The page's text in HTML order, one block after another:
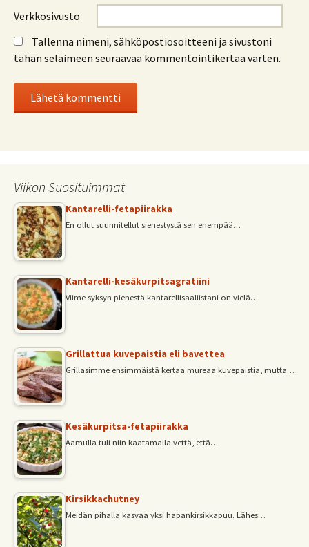
Verkkosivusto
Tallenna nimeni, sähköpostiosoitteeni ja sivustoni
tähän selaimeen seuraavaa kommentointikertaa varten.
Viikon Suosituimmat
Kantarelli-fetapiirakka
En ollut suunnitellut sienestystä sen enempää…
Kantarelli-kesäkurpitsagratiini
Viime syksyn pienestä kantarellisaaliistani on vielä…
Grillattua kuvepaistia eli bavettea
Grillasimme ensimmäistä kertaa mureaa kuvepaistia, mutta…
Kesäkurpitsa-fetapiirakka
Aamulla tuli niin kaatamalla vettä, että…
Kirsikkachutney
Meidän pihalla kasvaa yksi hapankirsikkapuu. Lähes…